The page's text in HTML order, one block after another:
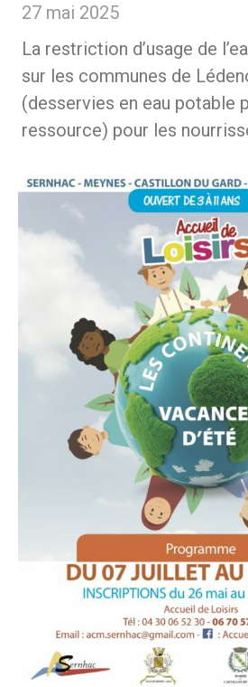
27 mai 2025
La restriction d’usage de
sur les communes de
(desservies en eau potable
ressource) pour les